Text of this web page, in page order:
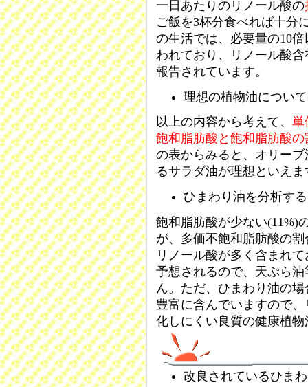
一日あたりのリノール酸の
ご飯を3杯分食べれば十分
の生活では、必要量の10
われており、リノール酸
報告されています。
理想の植物油について
以上の内容から考えて、 単
飽和脂肪酸と飽和脂肪酸
の表からみると、オリー
るサラダ油が理想といえま
ひまわり油を分析す
飽和脂肪酸が少ない(11%)
が、多価不飽和脂肪酸の
リノール酸が多く含まれて
予想されるので、天ぷら
ん。ただ、ひまわり油の
豊富に含んでいますので
化しにくい良質の健康植
改良されているひま